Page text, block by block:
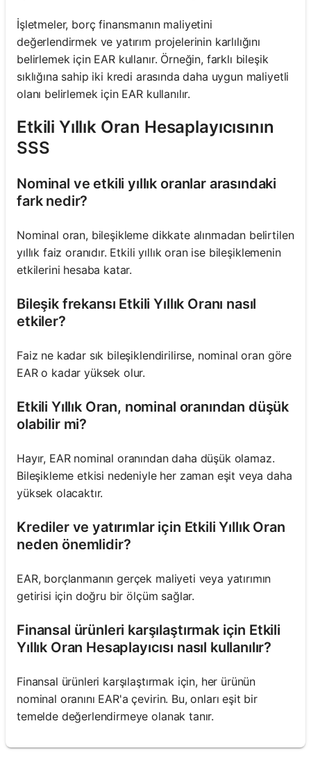
İşletmeler, borç finansmanın maliyetini
değerlendirmek ve yatırım projelerinin karlılığını
belirlemek için EAR kullanır. Örneğin, farklı bileşik
sıklığına sahip iki kredi arasında daha uygun maliyetli
olanı belirlemek için EAR kullanılır.
Etkili Yıllık Oran Hesaplayıcısının
SSS
Nominal ve etkili yıllık oranlar arasındaki
fark nedir?
Nominal oran, bileşikleme dikkate alınmadan belirtilen
yıllık faiz oranıdır. Etkili yıllık oran ise bileşiklemenin
etkilerini hesaba katar.
Bileşik frekansı Etkili Yıllık Oranı nasıl
etkiler?
Faiz ne kadar sık bileşiklendirilirse, nominal oran göre
EAR o kadar yüksek olur.
Etkili Yıllık Oran, nominal oranından düşük
olabilir mi?
Hayır, EAR nominal oranından daha düşük olamaz.
Bileşikleme etkisi nedeniyle her zaman eşit veya daha
yüksek olacaktır.
Krediler ve yatırımlar için Etkili Yıllık Oran
neden önemlidir?
EAR, borçlanmanın gerçek maliyeti veya yatırımın
getirisi için doğru bir ölçüm sağlar.
Finansal ürünleri karşılaştırmak için Etkili
Yıllık Oran Hesaplayıcısı nasıl kullanılır?
Finansal ürünleri karşılaştırmak için, her ürünün
nominal oranını EAR'a çevirin. Bu, onları eşit bir
temelde değerlendirmeye olanak tanır.